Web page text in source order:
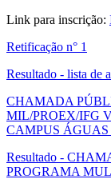
Link para inscrição:
Retificação n° 1
Resultado - lista de
CHAMADA
MIL/PROEX/IFG
CAMPUS
Resultado -
PROGRAMA